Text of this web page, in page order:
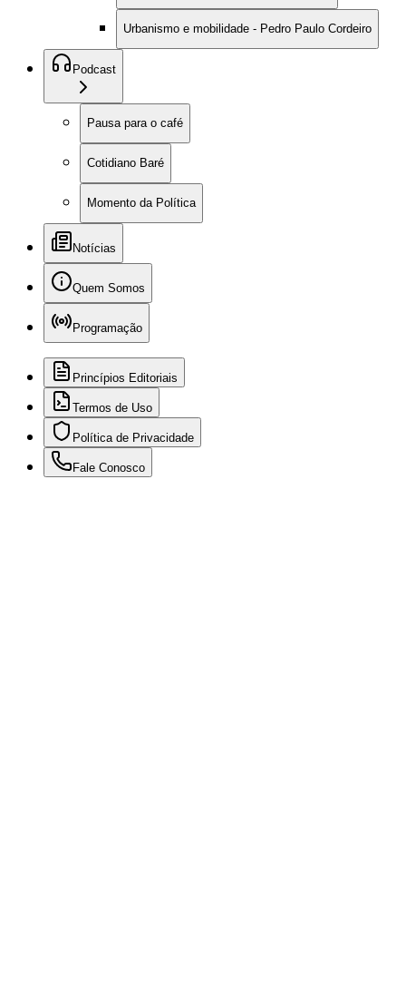
Urbanismo e mobilidade - Pedro Paulo Cordeiro
Podcast
Pausa para o café
Cotidiano Baré
Momento da Política
Notícias
Quem Somos
Programação
Princípios Editoriais
Termos de Uso
Política de Privacidade
Fale Conosco